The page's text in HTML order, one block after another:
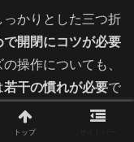
かりとした三つ折
で開閉にコツが必要
操作についても、
若干の慣れが必要で
トップ